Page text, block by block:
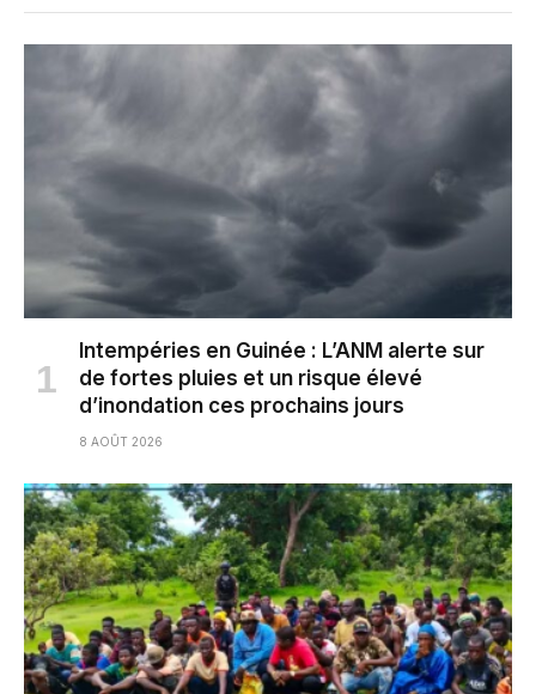
Intempéries en Guinée : L’ANM alerte sur
de fortes pluies et un risque élevé
d’inondation ces prochains jours
8 AOÛT 2026